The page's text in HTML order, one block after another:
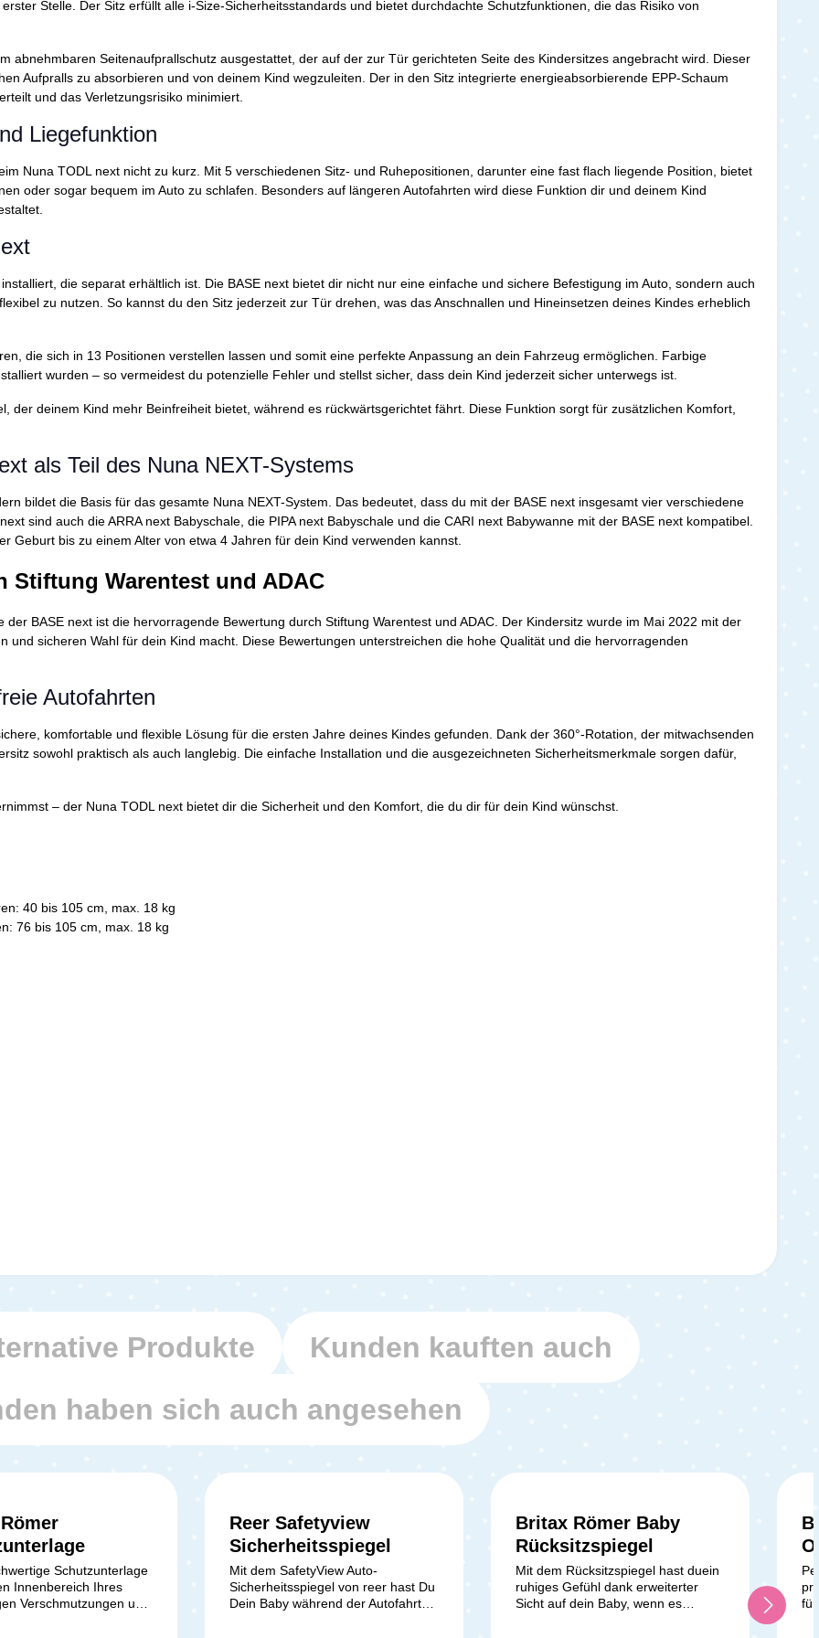
Stelle. Der Sitz erfüllt alle i-Size-Sicherheitsstandards und bietet durchdachte Schutzfunktionen, die das Risiko von
abnehmbaren Seitenaufprallschutz ausgestattet, der auf der zur Tür gerichteten Seite des Kindersitzes angebracht wird. Dieser
Aufpralls zu absorbieren und von deinem Kind wegzuleiten. Der in den Sitz integrierte energieabsorbierende EPP-Schaum
und das Verletzungsrisiko minimiert.
Liegefunktion
Nuna TODL next nicht zu kurz. Mit 5 verschiedenen Sitz- und Ruhepositionen, darunter eine fast flach liegende Position, bietet
oder sogar bequem im Auto zu schlafen. Besonders auf längeren Autofahrten wird diese Funktion dir und deinem Kind
die separat erhältlich ist. Die BASE next bietet dir nicht nur eine einfache und sichere Befestigung im Auto, sondern auch
zu nutzen. So kannst du den Sitz jederzeit zur Tür drehen, was das Anschnallen und Hineinsetzen deines Kindes erheblich
die sich in 13 Positionen verstellen lassen und somit eine perfekte Anpassung an dein Fahrzeug ermöglichen. Farbige
wurden – so vermeidest du potenzielle Fehler und stellst sicher, dass dein Kind jederzeit sicher unterwegs ist.
der deinem Kind mehr Beinfreiheit bietet, während es rückwärtsgerichtet fährt. Diese Funktion sorgt für zusätzlichen Komfort,
als Teil des Nuna NEXT-Systems
bildet die Basis für das gesamte Nuna NEXT-System. Das bedeutet, dass du mit der BASE next insgesamt vier verschiedene
sind auch die ARRA next Babyschale, die PIPA next Babyschale und die CARI next Babywanne mit der BASE next kompatibel.
Geburt bis zu einem Alter von etwa 4 Jahren für dein Kind verwenden kannst.
Stiftung Warentest und ADAC
BASE next ist die hervorragende Bewertung durch Stiftung Warentest und ADAC. Der Kindersitz wurde im Mai 2022 mit der
und sicheren Wahl für dein Kind macht. Diese Bewertungen unterstreichen die hohe Qualität und die hervorragenden
Autofahrten
komfortable und flexible Lösung für die ersten Jahre deines Kindes gefunden. Dank der 360°-Rotation, der mitwachsenden
sowohl praktisch als auch langlebig. Die einfache Installation und die ausgezeichneten Sicherheitsmerkmale sorgen dafür,
– der Nuna TODL next bietet dir die Sicherheit und den Komfort, die du dir für dein Kind wünschst.
40 bis 105 cm, max. 18 kg
76 bis 105 cm, max. 18 kg
Produkte
Kunden kauften auch
haben sich auch angesehen
Durchschnittliche Bewertung von 5 von 5 Sternen
Schutzunterlage
Innenbereich Ihres
Verschmutzungen und
Reer Safetyview
Sicherheitsspiegel
Mit dem SafetyView Auto-
Sicherheitsspiegel von reer hast Du
Dein Baby während der Autofahrt
Britax Römer Baby
Rücksitzspiegel
Mit dem Rücksitzspiegel hast duein
ruhiges Gefühl dank erweiterter
Sicht auf dein Baby, wenn es